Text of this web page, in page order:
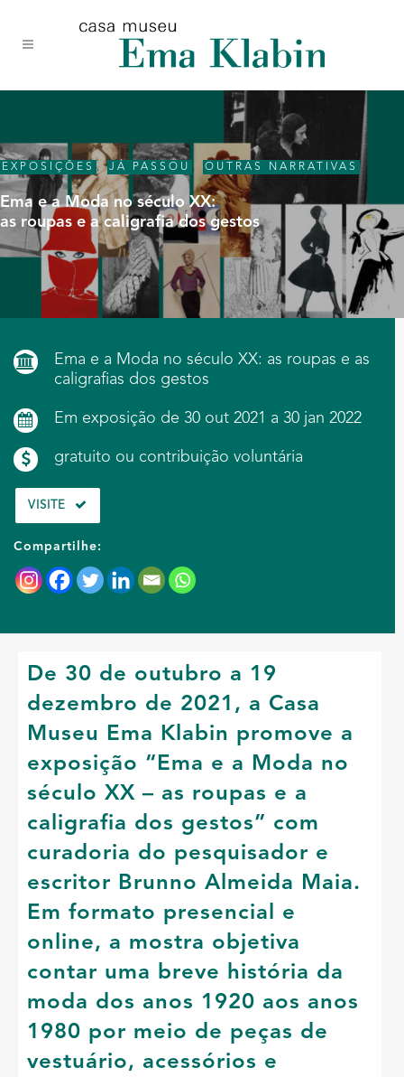
conteúdo
navegação
site
EXPOSIÇÕES ,JÁ PASSOU , OUTRAS NARRATIVAS
Ema e a Moda no século XX:
as roupas e a caligrafia dos gestos
Ema e a Moda no século XX: as roupas e as
caligrafias dos gestos
Em exposição de 30 out 2021 a 30 jan 2022
gratuito ou contribuição voluntária
VISITE
Compartilhe:
De 30 de outubro a 19
dezembro de 2021, a Casa
Museu Ema Klabin promove a
exposição “Ema e a Moda no
século XX – as roupas e a
caligrafia dos gestos” com
curadoria do pesquisador e
escritor Brunno Almeida Maia.
Em formato presencial e
online, a mostra objetiva
contar uma breve história da
moda dos anos 1920 aos anos
1980 por meio de peças de
vestuário, acessórios e